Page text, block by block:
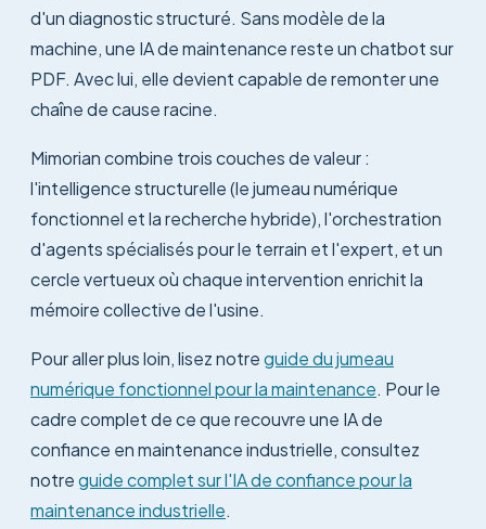
d'un diagnostic structuré. Sans modèle de la
machine, une IA de maintenance reste un chatbot sur
PDF. Avec lui, elle devient capable de remonter une
chaîne de cause racine.
Mimorian combine trois couches de valeur :
l'intelligence structurelle (le jumeau numérique
fonctionnel et la recherche hybride), l'orchestration
d'agents spécialisés pour le terrain et l'expert, et un
cercle vertueux où chaque intervention enrichit la
mémoire collective de l'usine.
Pour aller plus loin, lisez notreguide du jumeau
numérique fonctionnel pour la maintenance. Pour le
cadre complet de ce que recouvre une IA de
confiance en maintenance industrielle, consultez
notreguide complet sur l'IA de confiance pour la
maintenance industrielle.